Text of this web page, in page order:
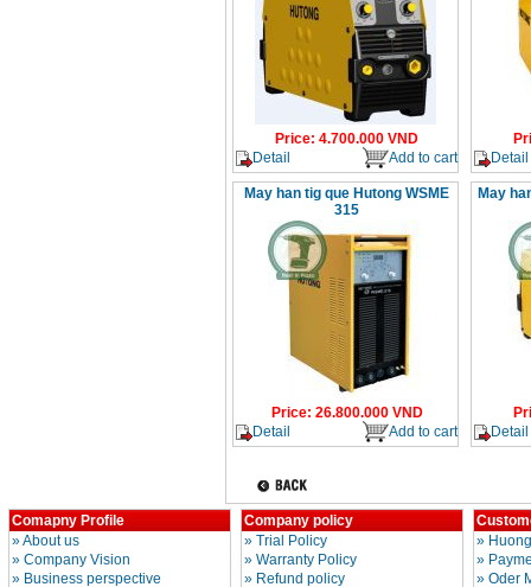
Price: 4.700.000 VND
Detail
Add to cart
Detail
May han tig que Hutong WSME
315
Price: 26.800.000VND
Detail
Add to cart
May
Detail
Comapny Profile
»About us
» Company Vision
» Business perspective
Company policy
» Trial Policy
» Warranty Policy
» Refund policy
»
»
» Oder